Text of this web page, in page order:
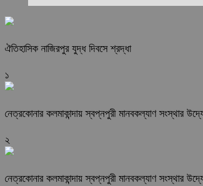
ঐতিহাসিক নাজিরপুর যুদ্ধ দিবসে শ্রদ্ধা
১
নেত্রকোনার কলমাকান্দায় স্বপ্নপুরী মানবকল্যাণ সংস্থার
২
নেত্রকোনার কলমাকান্দায় স্বপ্নপুরী মানবকল্যাণ সংস্থার